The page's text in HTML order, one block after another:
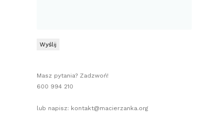
Masz pytania? Zadzwoń!
600 994 210
lub napisz: kontakt@macierzanka.org